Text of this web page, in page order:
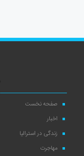
صفحه نخست
اخبار
زندگی در استرالیا
مهاجرت